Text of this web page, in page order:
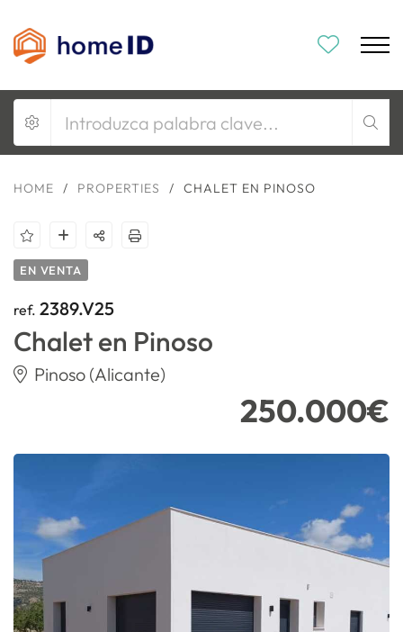
HOME / PROPERTIES / CHALET EN PINOSO
EN VENTA
ref. 2389.V25
Chalet en Pinoso
Pinoso (Alicante)
250.000€